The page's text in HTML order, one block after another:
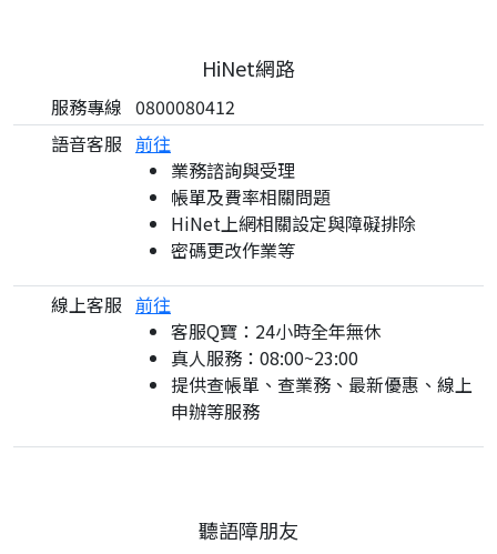
HiNet網路
服務專線 0800080412
語音客服 前往
業務諮詢與受理
帳單及費率相關問題
HiNet上網相關設定與障礙排除
密碼更改作業等
線上客服 前往
客服Q寶：24小時全年無休
真人服務：08:00~23:00
提供查帳單、查業務、最新優惠、線上
申辦等服務
聽語障朋友